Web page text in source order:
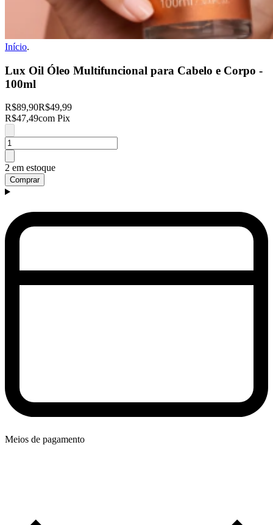
Início.
Lux Oil Óleo Multifuncional para Cabelo e Corpo -
100ml
R$89,90R$49,99
R$47,49com Pix
2 em estoque
Comprar
Meios de pagamento